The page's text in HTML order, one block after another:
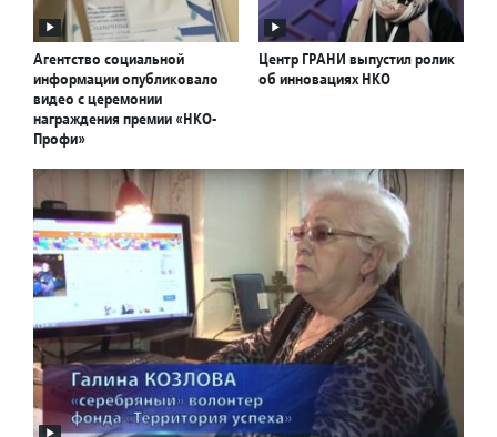
Агентство социальной
информации опубликовало
видео с церемонии
награждения премии «НКО-
Профи»
Центр ГРАНИ выпустил ролик
об инновациях НКО